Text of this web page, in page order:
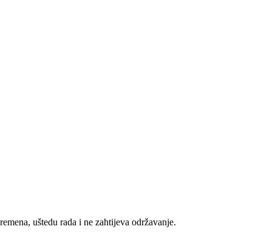
uštedu rada i ne zahtijeva održavanje.